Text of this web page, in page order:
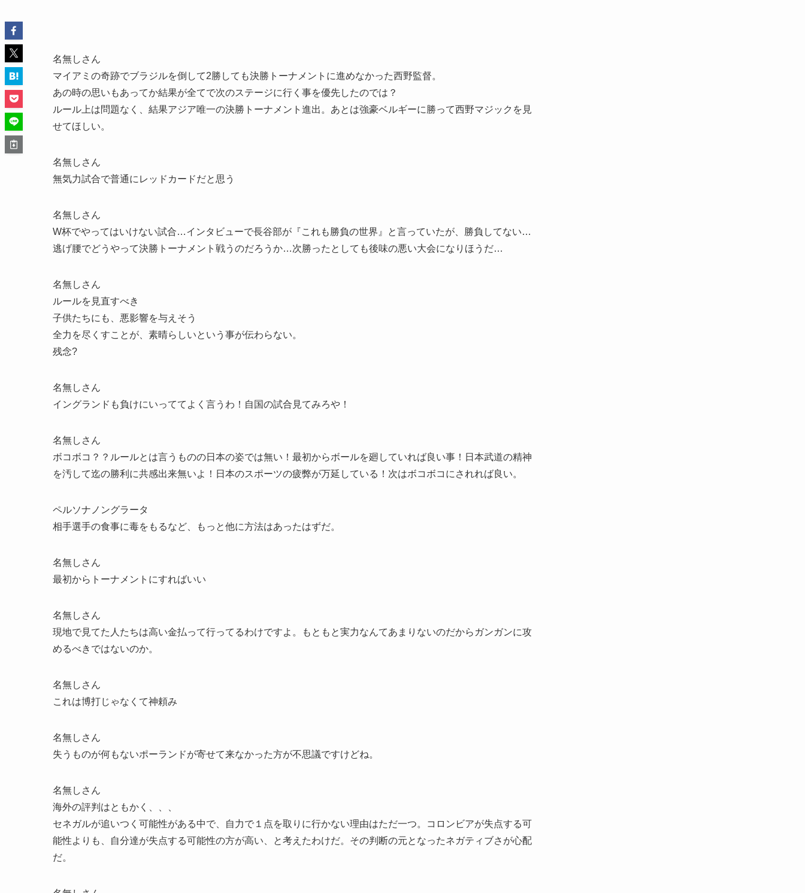
名無しさん
マイアミの奇跡でブラジルを倒して2勝しても決勝トーナメントに進めなかった西野監督。
あの時の思いもあってか結果が全てで次のステージに行く事を優先したのでは？
ルール上は問題なく、結果アジア唯一の決勝トーナメント進出。あとは強豪ベルギーに勝って西野マジックを見
せてほしい。
名無しさん
無気力試合で普通にレッドカードだと思う
名無しさん
W杯でやってはいけない試合…インタビューで長谷部が『これも勝負の世界』と言っていたが、勝負してない…
逃げ腰でどうやって決勝トーナメント戦うのだろうか…次勝ったとしても後味の悪い大会になりほうだ…
名無しさん
ルールを見直すべき
子供たちにも、悪影響を与えそう
全力を尽くすことが、素晴らしいという事が伝わらない。
残念?
名無しさん
イングランドも負けにいっててよく言うわ！自国の試合見てみろや！
名無しさん
ボコボコ？？ルールとは言うものの日本の姿では無い！最初からボールを廻していれば良い事！日本武道の精神
を汚して迄の勝利に共感出来無いよ！日本のスポーツの疲弊が万延している！次はボコボコにされれば良い。
ペルソナノングラータ
相手選手の食事に毒をもるなど、もっと他に方法はあったはずだ。
名無しさん
最初からトーナメントにすればいい
名無しさん
現地で見てた人たちは高い金払って行ってるわけですよ。もともと実力なんてあまりないのだからガンガンに攻
めるべきではないのか。
名無しさん
これは博打じゃなくて神頼み
名無しさん
失うものが何もないポーランドが寄せて来なかった方が不思議ですけどね。
名無しさん
海外の評判はともかく、、、
セネガルが追いつく可能性がある中で、自力で１点を取りに行かない理由はただ一つ。コロンビアが失点する可
能性よりも、自分達が失点する可能性の方が高い、と考えたわけだ。その判断の元となったネガティブさが心配
だ。